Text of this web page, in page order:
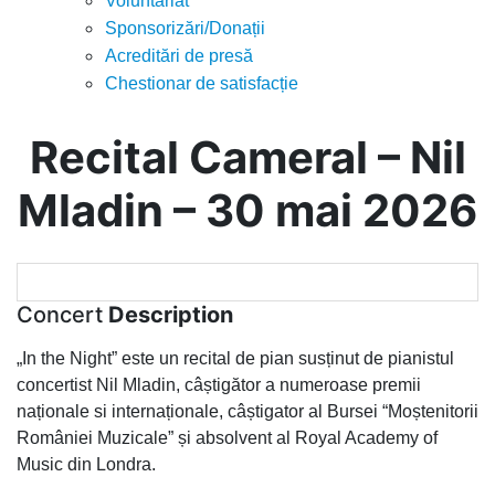
Sponsorizări/Donații
Acreditări de presă
Chestionar de satisfacție
Recital Cameral – Nil
Mladin – 30 mai 2026
Concert Description
„In the Night” este un recital de pian susținut de pianistul
concertist Nil Mladin, câștigător a numeroase premii
naționale si internaționale, câștigator al Bursei “Moștenitorii
României Muzicale” și absolvent al Royal Academy of
Music din Londra.